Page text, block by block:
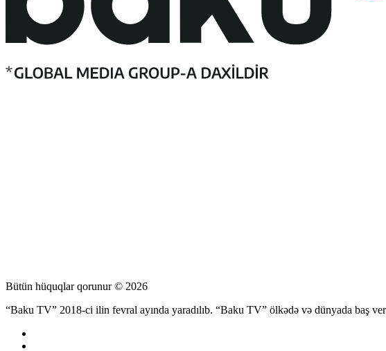
Bütün hüquqlar qorunur © 2026
“Baku TV” 2018-ci ilin fevral ayında yaradılıb. “Baku TV” ölkədə və dünyada baş